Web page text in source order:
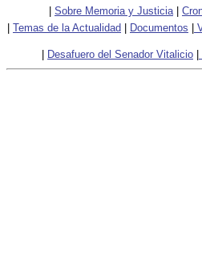
Sobre Memoria y Justicia|
Temas de la Actualidad Documentos
Desafuero del Senador Vitalicio